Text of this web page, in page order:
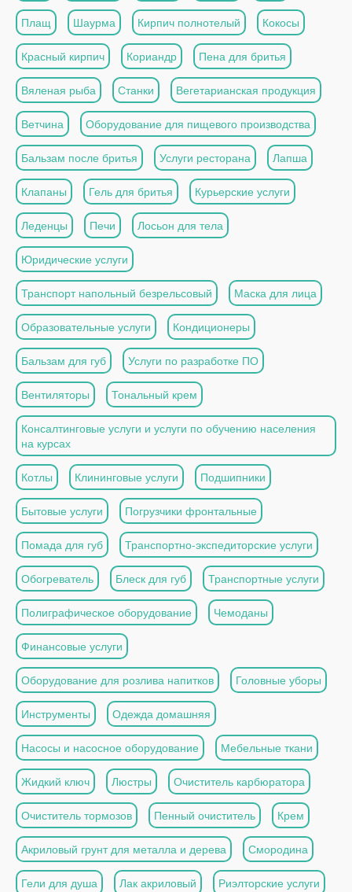
Плащ Шаурма Кирпич полнотелый Кокосы
Красный кирпич Кориандр Пена для бритья
Вяленая рыба Станки Вегетарианская продукция
Ветчина Оборудование для пищевого производства
Бальзам после бритья Услуги ресторана Лапша
Клапаны Гель для бритья Курьерские услуги
Леденцы Печи Лосьон для тела
Юридические услуги
Транспорт напольный безрельсовый Маска для лица
Образовательные услуги Кондиционеры
Бальзам для губ Услуги по разработке ПО
Вентиляторы Тональный крем
Консалтинговые услуги и услуги по обучению населения
на курсах
Котлы Клининговые услуги Подшипники
Бытовые услуги Погрузчики фронтальные
Помада для губ Транспортно-экспедиторские услуги
Обогреватель Блеск для губ Транспортные услуги
Полиграфическое оборудование Чемоданы
Финансовые услуги
Оборудование для розлива напитков Головные уборы
Инструменты Одежда домашняя
Насосы и насосное оборудование Мебельные ткани
Жидкий ключ Люстры Очиститель карбюратора
Очиститель тормозов Пенный очиститель Крем
Акриловый грунт для металла и дерева Смородина
Гели для душа Лак акриловый Риэлторские услуги